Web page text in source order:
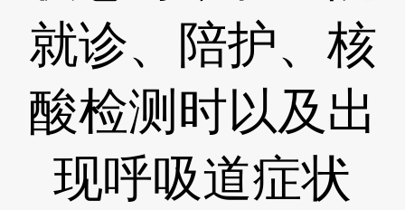
就诊、陪护、核
酸检测时以及出
现呼吸道症状